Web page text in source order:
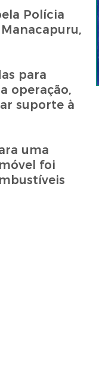
Polícia
para
operação,
suporte à
uma
foi